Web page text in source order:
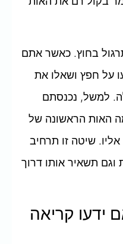
בחוץ. כאשר אתם
על חפץ ושאלו את
למשל, נכנסתם
מה האות הראשונה של
שיטה זו תרחיב
וגם תשאיר אותו דרוך
ידעו קריאה